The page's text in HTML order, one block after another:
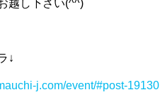
越し下さい(^^)
↓
j.com/event/#post-19130